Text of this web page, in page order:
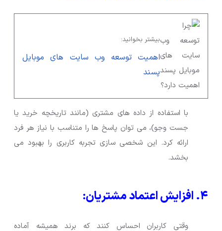
بیشتر بخوانید:
اهمیت توسعه وب سایت های موبایل
پسند
با استفاده از داده های مشتری (مانند تاریخچه خرید یا
جست وجو)، می توان پاسخ ها را متناسب با نیاز هر فرد
ارائه کرد. این شخصی سازی تجربه کاربری را بهبود می
بخشد.
۴. افزایش اعتماد مشتریان:
وقتی کاربران احساس کنند که برند همیشه آماده